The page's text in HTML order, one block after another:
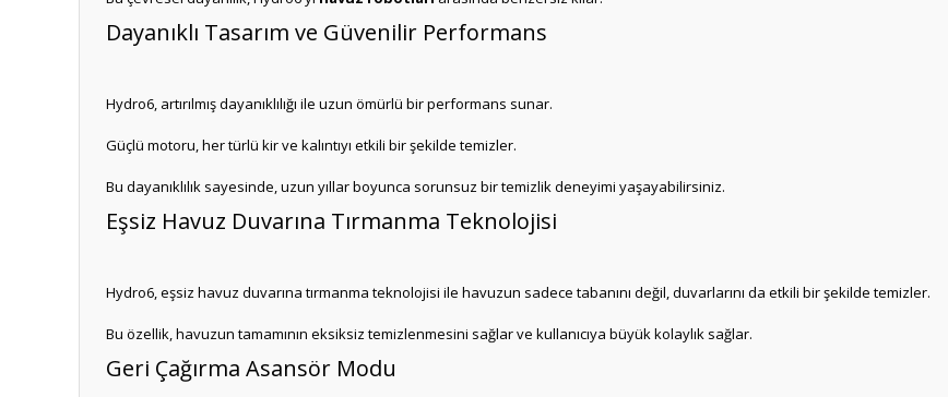
Dayanıklı Tasarım ve Güvenilir Performans
Hydro6, artırılmış dayanıklılığı ile uzun ömürlü bir performans sunar.
Güçlü motoru, her türlü kir ve kalıntıyı etkili bir şekilde temizler.
Bu dayanıklılık sayesinde, uzun yıllar boyunca sorunsuz bir temizlik deneyimi yaşayabilirsiniz.
Eşsiz Havuz Duvarına Tırmanma Teknolojisi
Hydro6, eşsiz havuz duvarına tırmanma teknolojisi ile havuzun sadece tabanını değil, duvarlarını da etkili bir şekilde temizler.
Bu özellik, havuzun tamamının eksiksiz temizlenmesini sağlar ve kullanıcıya büyük kolaylık sağlar.
Geri Çağırma Asansör Modu